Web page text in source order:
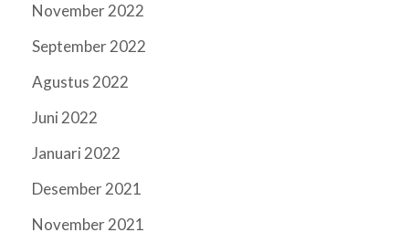
November 2022
September 2022
Agustus 2022
Juni 2022
Januari 2022
Desember 2021
November 2021